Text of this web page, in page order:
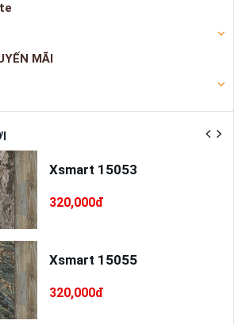
MÃI
Xsmart 15053
320,000đ
Xsmart 15055
320,000đ